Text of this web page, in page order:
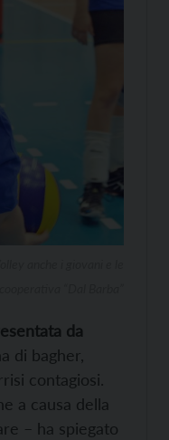
da
di bagher,
contagiosi.
a causa della
– ha spiegato